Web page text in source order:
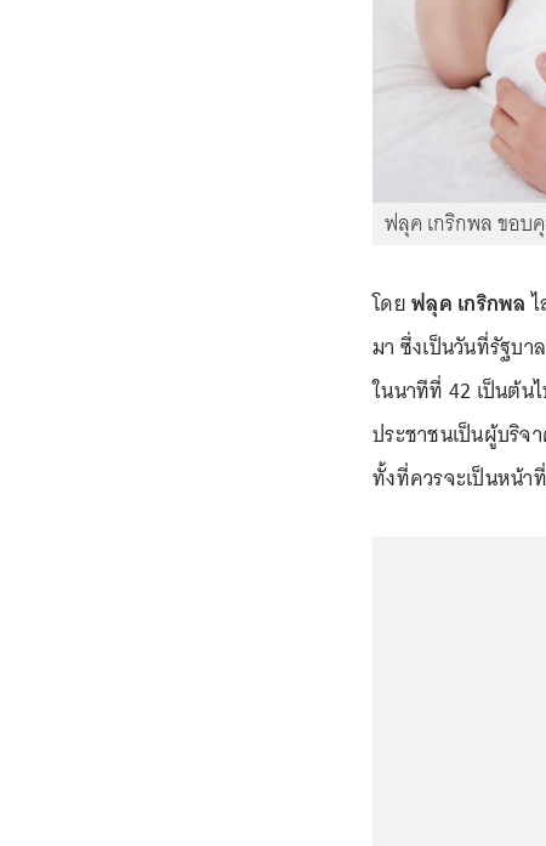
ฟลุค เกริกพล ขอบ
โดยฟลุค เกริกพล
มา ซึ่งเป็นวันที่รัฐบ
ในนาทีที่ 42 เป็นต้น
ประชาชนเป็นผู้บริจ
ทั้งที่ควรจะเป็นหน้า